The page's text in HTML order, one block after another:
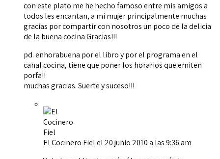
con este plato me he hecho famoso entre mis amigos a
todos les encantan, a mi mujer principalmente muchas
gracias por compartir con nosotros un poco de la delicia
de la buena cocina Gracias!!!
pd. enhorabuena por el libro y por el programa en el
canal cocina, tiene que poner los horarios que emiten
porfa!!
muchas gracias. Suerte y suceso!!!
El Cocinero Fielel 20 junio 2010 a las 9:36 am